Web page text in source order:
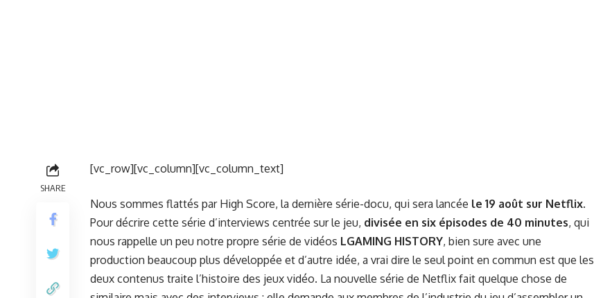
SHARE
[vc_row][vc_column][vc_column_text]
Nous sommes flattés par High Score, la dernière série-docu, qui sera lancée le 19 août sur Netflix.
Pour décrire cette série d’interviews centrée sur le jeu, divisée en six épisodes de 40 minutes, qui
nous rappelle un peu notre propre série de vidéos LGAMING HISTORY, bien sure avec une
production beaucoup plus développée et d’autre idée, a vrai dire le seul point en commun est que les
deux contenus traite l’histoire des jeux vidéo. La nouvelle série de Netflix fait quelque chose de